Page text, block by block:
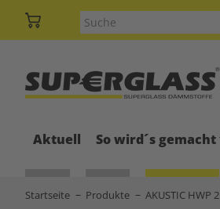
Aktuell So wird´s gemacht
Startseite Produkte AKUSTIC HWP 2